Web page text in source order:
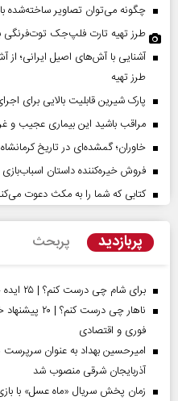
چگونه می‌توان تصاویر
طرز تهیه تارت فلپ‌جک توت‌فرنگی
آشنایی با آش‌های اصیل ایرانی؛
طرز تهیه
پارک شیرین قابلیت‌ بالایی برای
مراقب باشید این بیماری عجیب و
خاوران؛ گمشده‌ای در تاریخ کرمانشاه
فروش خیره‌کننده داستان اسباب‌بازی ۵؛ بزرگ‌ترین افتتاحیه سال برای پیکسار
کتابی که شما را به مکث دعوت
پربازدید پربحث
برای شام چی درست کنم؟ | ۲۵ ایده خوشمزه، ساده و فوری برای شام امشب
ناهار چی
فوری و اقتصادی
امیرحسین بهداد به عنوان
آذربایجان شرقی منصوب شد
زمان پخش سریال «ماه عسل» با